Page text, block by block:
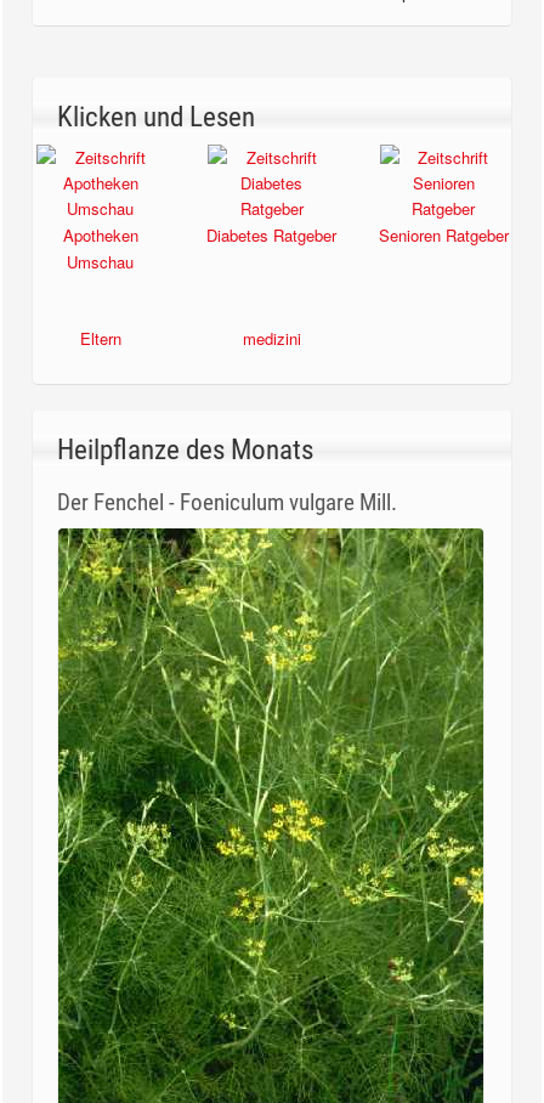
Klicken und Lesen
Apotheken
Umschau
Diabetes Ratgeber Senioren Ratgeber
Eltern medizini
Heilpflanze des Monats
Der Fenchel - Foeniculum vulgare Mill.